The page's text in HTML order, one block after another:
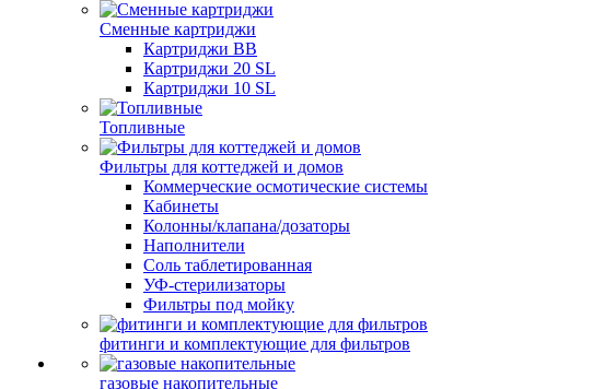
Сменные картриджи
Картриджи BB
Картриджи 20 SL
Картриджи 10 SL
Топливные
Фильтры для коттеджей и домов
Коммерческие осмотические системы
Кабинеты
Колонны/клапана/дозаторы
Наполнители
Соль таблетированная
УФ-стерилизаторы
Фильтры под мойку
фитинги и комплектующие для фильтров
газовые накопительные